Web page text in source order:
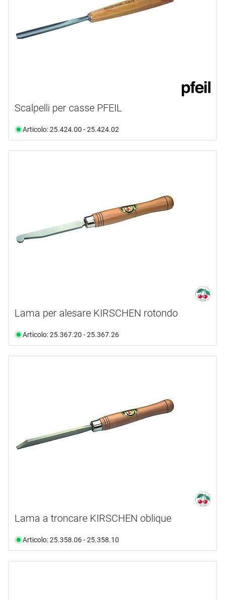
Scalpelli per casse PFEIL
Articolo: 25.424.00 - 25.424.02
Lama per alesare KIRSCHEN rotondo
Articolo: 25.367.20 - 25.367.26
Lama a troncare KIRSCHEN oblique
Articolo: 25.358.06 - 25.358.10